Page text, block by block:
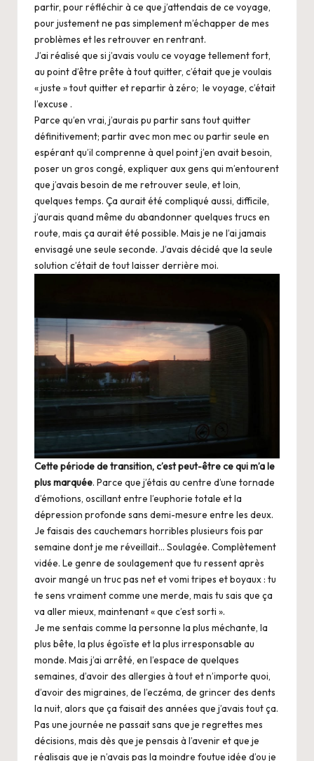
partir, pour réfléchir à ce que j’attendais de ce voyage,
pour justement ne pas simplement m’échapper de mes
problèmes et les retrouver en rentrant.
J’ai réalisé que si j’avais voulu ce voyage tellement fort,
au point d’être prête à tout quitter, c’était que je voulais
« juste » tout quitter et repartir à zéro; le voyage, c’était
l’excuse .
Parce qu’en vrai, j’aurais pu partir sans tout quitter
définitivement; partir avec mon mec ou partir seule en
espérant qu’il comprenne à quel point j’en avait besoin,
poser un gros congé, expliquer aux gens qui m’entourent
que j’avais besoin de me retrouver seule, et loin,
quelques temps. Ça aurait été compliqué aussi, difficile,
j’aurais quand même du abandonner quelques trucs en
route, mais ça aurait été possible. Mais je ne l’ai jamais
envisagé une seule seconde. J’avais décidé que la seule
solution c’était de tout laisser derrière moi.
Cette période de transition, c’est peut-être ce qui m’a le
plus marquée. Parce que j’étais au centre d’une tornade
d’émotions, oscillant entre l’euphorie totale et la
dépression profonde sans demi-mesure entre les deux.
Je faisais des cauchemars horribles plusieurs fois par
semaine dont je me réveillait… Soulagée. Complètement
vidée. Le genre de soulagement que tu ressent après
avoir mangé un truc pas net et vomi tripes et boyaux : tu
te sens vraiment comme une merde, mais tu sais que ça
va aller mieux, maintenant « que c’est sorti ».
Je me sentais comme la personne la plus méchante, la
plus bête, la plus égoïste et la plus irresponsable au
monde. Mais j’ai arrêté, en l’espace de quelques
semaines, d’avoir des allergies à tout et n’importe quoi,
d’avoir des migraines, de l’eczéma, de grincer des dents
la nuit, alors que ça faisait des années que j’avais tout ça.
Pas une journée ne passait sans que je regrettes mes
décisions, mais dès que je pensais à l’avenir et que je
réalisais que je n’avais pas la moindre foutue idée d’ou je